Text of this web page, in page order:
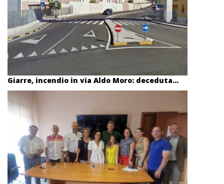
Giarre, incendio in via Aldo Moro: deceduta...